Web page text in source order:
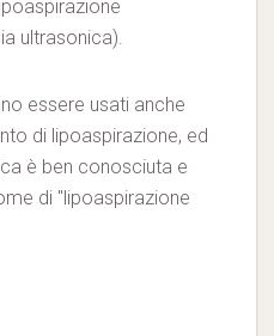
ultrasonica).
essere usati anche
di lipoaspirazione, ed
è ben conosciuta e
di "lipoaspirazione